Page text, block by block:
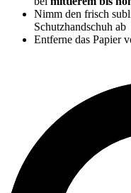
Nimm den frisch
Schutzhandschuh ab
Entferne das Papier